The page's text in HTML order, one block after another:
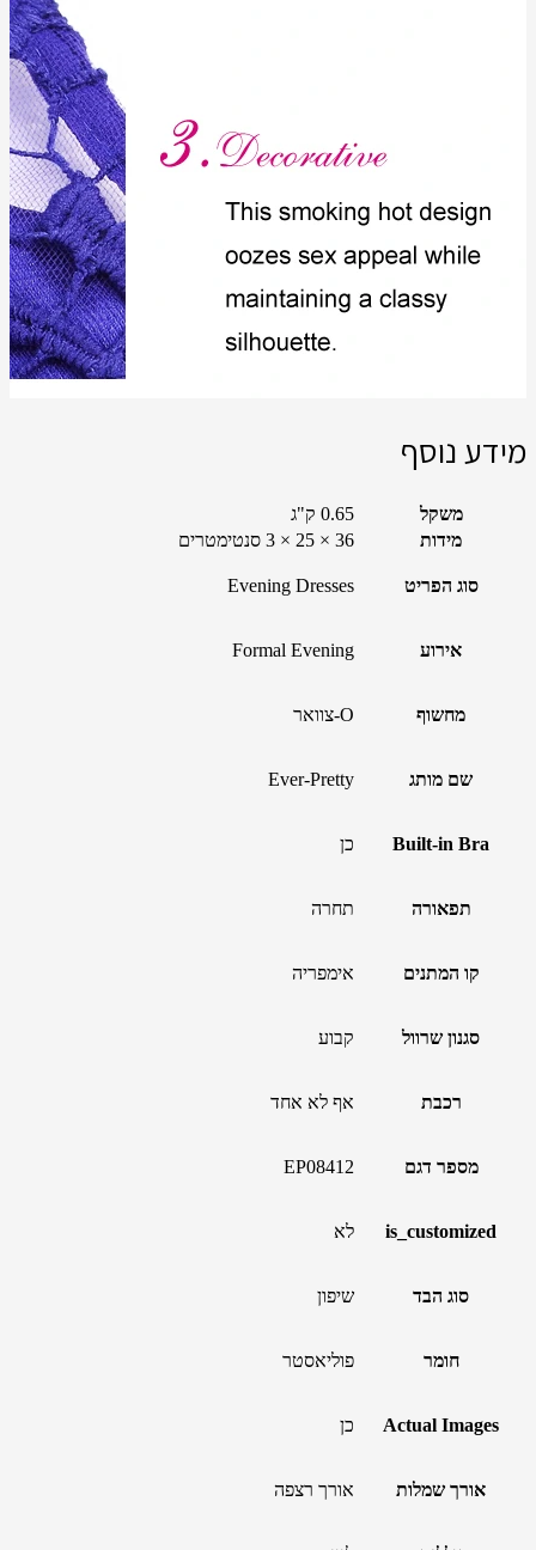
מידע נוסף
משקל
0.65 ק"ג
מידות
36 × 25 × 3 סנטימטרים
סוג הפריט Evening Dresses
אירוע Formal Evening
מחשוף O-צוואר
שם מותג Ever-Pretty
Built-in Bra כן
תפאורה תחרה
קו המתנים אימפריה
סגנון שרוול קבוע
רכבת אף לא אחד
מספר דגם EP08412
is_customized לא
סוג הבד שיפון
חומר פוליאסטר
Actual Images כן
אורך שמלות אורך רצפה